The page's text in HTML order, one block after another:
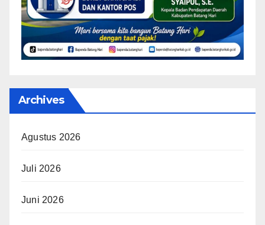
Archives
Agustus 2026
Juli 2026
Juni 2026